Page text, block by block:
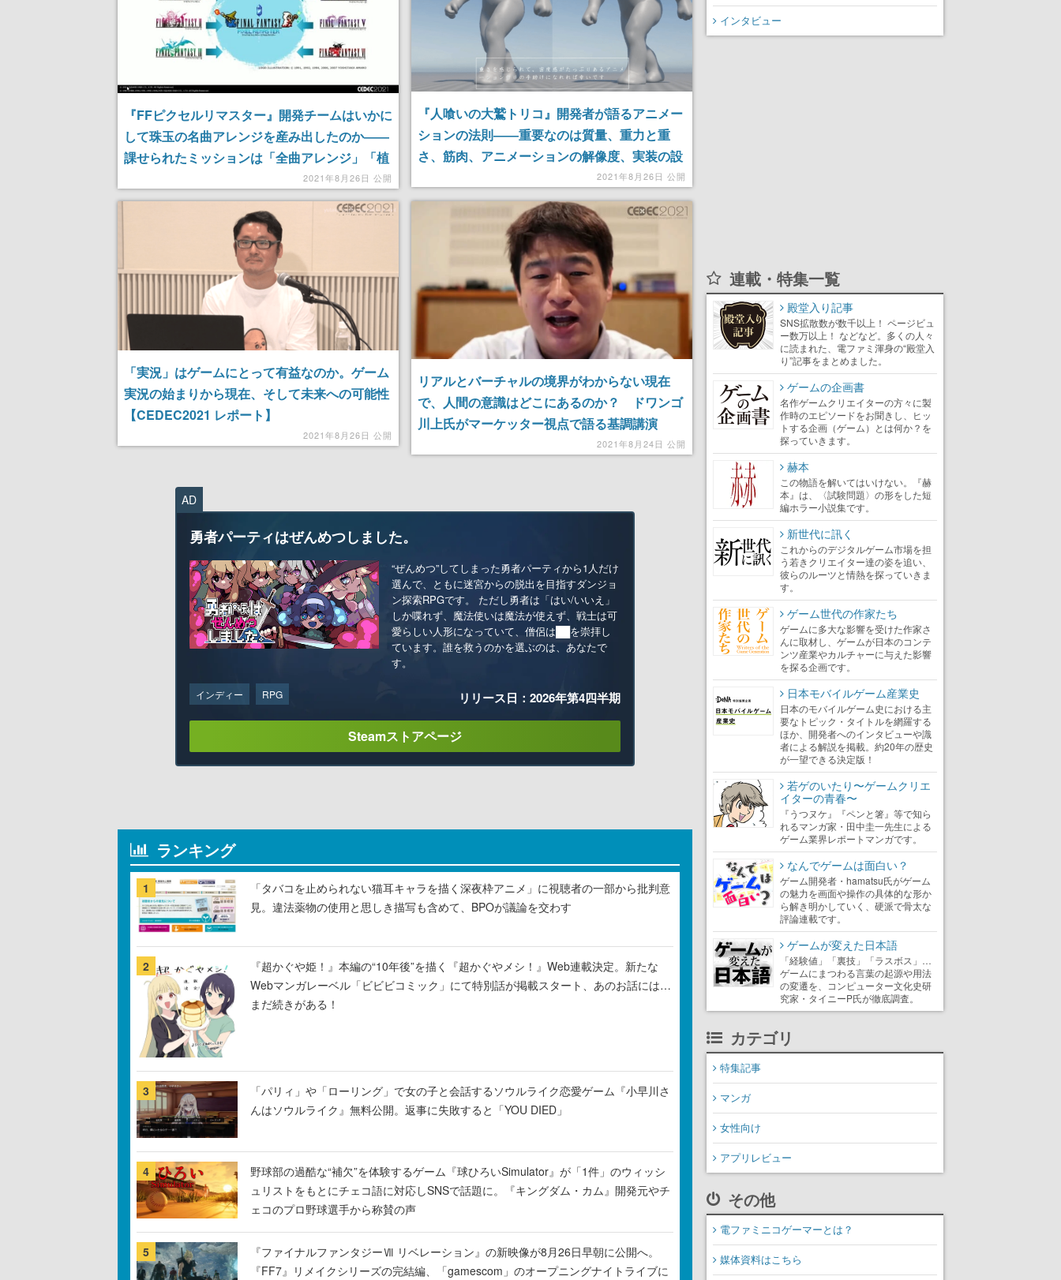
『FFピクセルリマスター』開発チームはいかに
して珠玉の名曲アレンジを産み出したのか――
課せられたミッションは「全曲アレンジ」「植
松伸夫本人による監修」「総曲数300曲オーバ
ー」、そして…【CEDEC2021 レポート】
2021年8月26日 公開
『人喰いの大鷲トリコ』開発者が語るアニメー
ションの法則――重要なのは質量、重力と重
さ、筋肉、アニメーションの解像度、実装の設
2021年8月26日 公開
「実況」はゲームにとって有益なのか。ゲーム
実況の始まりから現在、そして未来への可能性
【CEDEC2021 レポート】
2021年8月26日 公開
リアルとバーチャルの境界がわからない現在
で、人間の意識はどこにあるのか？ ドワンゴ
川上氏がマーケッター視点で語る基調講演
「VR・AI時代の新しい現実（リアル）」
2021年8月24日 公開
AD
勇者パーティはぜんめつしました。
“ぜんめつ”してしまった勇者パーティから1人だけ
選んで、ともに迷宮からの脱出を目指すダンジョ
ン探索RPGです。 ただし勇者は「はい/いいえ」
しか喋れず、魔法使いは魔法が使えず、戦士は可
愛らしい人形になっていて、僧侶は██を崇拝し
ています。誰を救うのかを選ぶのは、あなたで
す。
インディー RPG リリース日：2026年第4四半期
Steamストアページ
ランキング
1
「タバコを止められない猫耳キャラを描く深夜枠アニメ」に視聴者の一部から批判意
見。違法薬物の使用と思しき描写も含めて、BPOが議論を交わす
2
『超かぐや姫！』本編の“10年後”を描く『超かぐやメシ！』Web連載決定。新たな
Webマンガレーベル「ビビビコミック」にて特別話が掲載スタート、あのお話には…
まだ続きがある！
3
「パリィ」や「ローリング」で女の子と会話するソウルライク恋愛ゲーム『小早川さ
んはソウルライク』無料公開。返事に失敗すると「YOU DIED」
4
野球部の過酷な“補欠”を体験するゲーム『球ひろいSimulator』が「1件」のウィッシ
ュリストをもとにチェコ語に対応しSNSで話題に。『キングダム・カム』開発元やチ
ェコのプロ野球選手から称賛の声
5
『ファイナルファンタジーⅦ リベレーション』の新映像が8月26日早朝に公開へ。
『FF7』リメイクシリーズの完結編、「gamescom」のオープニングナイトライブに
インタビュー
連載・特集一覧
殿堂入り記事
SNS拡散数が数千以上！ ページビュ
ー数万以上！ などなど。多くの人々
に読まれた、電ファミ渾身の“殿堂入
り”記事をまとめました。
ゲームの企画書
名作ゲームクリエイターの方々に製
作時のエピソードをお聞きし、ヒッ
トする企画（ゲーム）とは何か？を
探っていきます。
赫本
この物語を解いてはいけない。『赫
本』は、〈試験問題〉の形をした短
編ホラー小説集です。
新世代に訊く
これからのデジタルゲーム市場を担
う若きクリエイター達の姿を追い、
彼らのルーツと情熱を探っていきま
す。
ゲーム世代の作家たち
ゲームに多大な影響を受けた作家さ
んに取材し、ゲームが日本のコンテ
ンツ産業やカルチャーに与えた影響
を探る企画です。
日本モバイルゲーム産業史
日本のモバイルゲーム史における主
要なトピック・タイトルを網羅する
ほか、開発者へのインタビューや識
者による解説を掲載。約20年の歴史
が一望できる決定版！
若ゲのいたり〜ゲームクリエ
イターの青春〜
『うつヌケ』『ペンと箸』等で知ら
れるマンガ家・田中圭一先生による
ゲーム業界レポートマンガです。
なんでゲームは面白い？
ゲーム開発者・hamatsu氏がゲーム
の魅力を画面や操作の具体的な形か
ら解き明かしていく、硬派で骨太な
評論連載です。
ゲームが変えた日本語
「経験値」「裏技」「ラスボス」…
ゲームにまつわる言葉の起源や用法
の変遷を、コンピューター文化史研
究家・タイニーP氏が徹底調査。
カテゴリ
特集記事
マンガ
女性向け
アプリレビュー
その他
電ファミニコゲーマーとは？
媒体資料はこちら